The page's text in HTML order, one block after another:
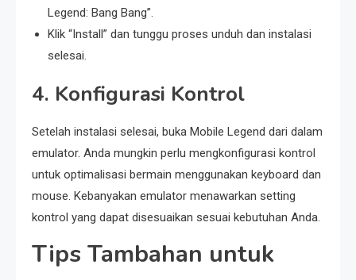
Legend: Bang Bang”.
Klik “Install” dan tunggu proses unduh dan instalasi
selesai.
4. Konfigurasi Kontrol
Setelah instalasi selesai, buka Mobile Legend dari dalam
emulator. Anda mungkin perlu mengkonfigurasi kontrol
untuk optimalisasi bermain menggunakan keyboard dan
mouse. Kebanyakan emulator menawarkan setting
kontrol yang dapat disesuaikan sesuai kebutuhan Anda.
Tips Tambahan untuk